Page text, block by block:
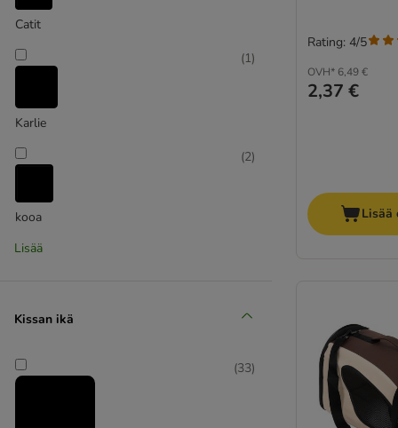
Catit
Karlie
(1)
kooa
(2)
Lisää
Kissan ikä
(33)
OVH* 6,49 €
2,37 €
Rating: 4/5
Lisää